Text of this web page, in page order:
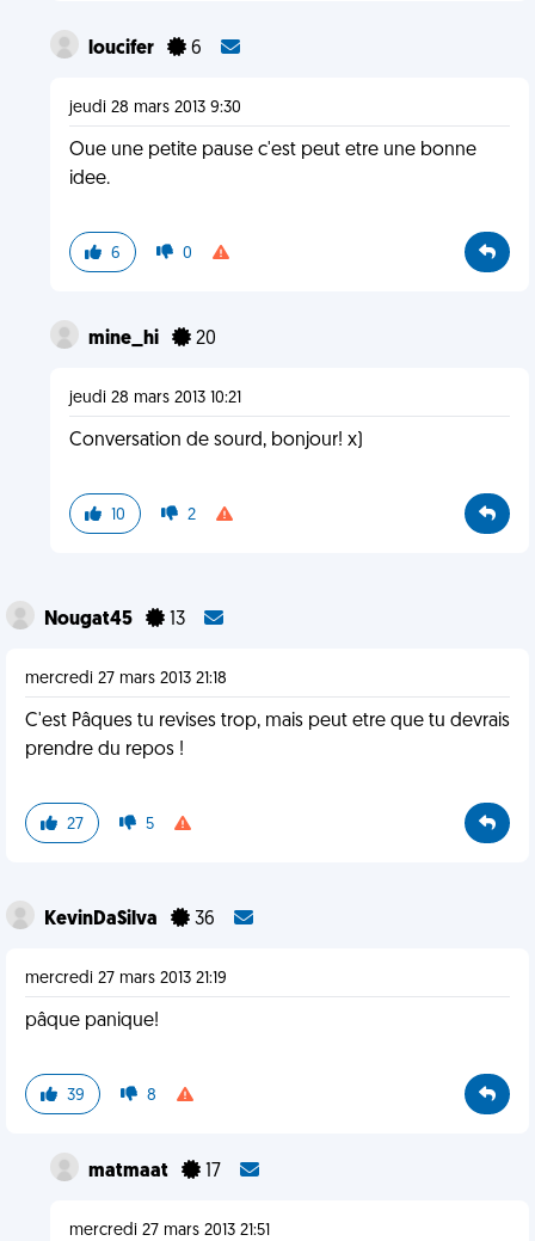
loucifer 6
jeudi 28 mars 2013 9:30
Oue une petite pause c'est peut etre une bonne
idee.
6 0
mine_hi 20
jeudi 28 mars 2013 10:21
Conversation de sourd, bonjour! x)
10 2
Nougat45 13
mercredi 27 mars 2013 21:18
C'est Pâques tu revises trop, mais peut etre que tu devrais
prendre du repos !
27 5
KevinDaSilva 36
mercredi 27 mars 2013 21:19
pâque panique!
39 8
matmaat 17
mercredi 27 mars 2013 21:51